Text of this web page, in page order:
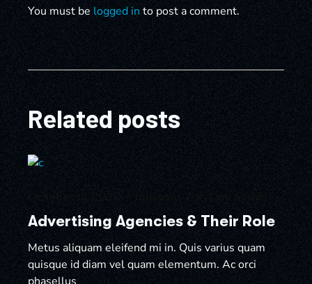
You must be logged in to post a comment.
Related posts
Advertising Agencies & Their Role
Metus aliquam eleifend mi in. Quis varius quam
quisque id diam vel quam elementum. Ac orci